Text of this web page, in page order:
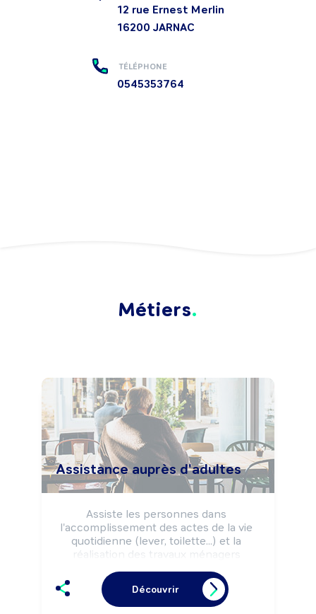
12 rue Ernest Merlin
16200 JARNAC
TÉLÉPHONE
0545353764
Métiers
Assistance auprès d'adultes
Assiste les personnes dans
l'accomplissement des actes de la vie
quotidienne (lever, toilette...) et la
réalisation des travaux ménagers
maintenir leur autonomie.
Découvrir